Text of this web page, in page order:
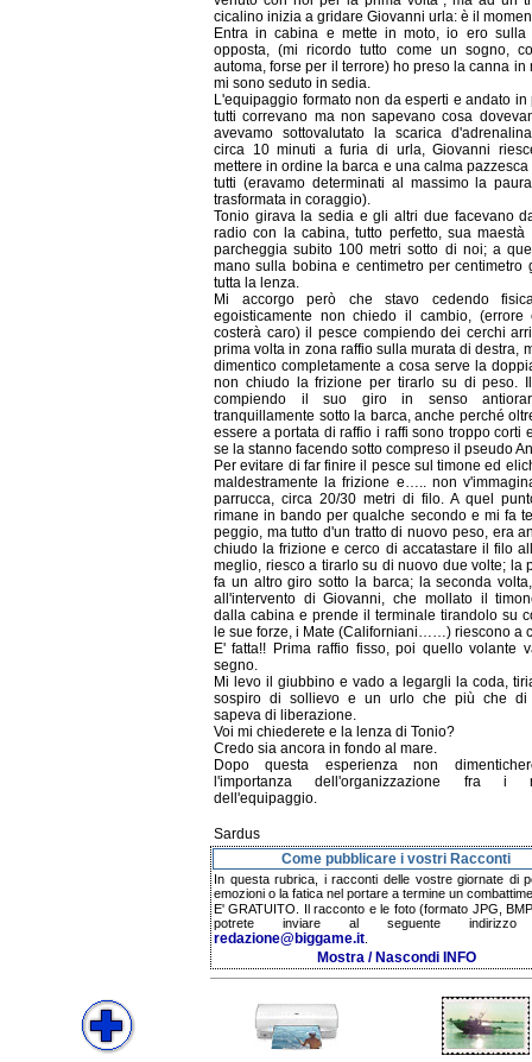
cicalino inizia a gridare Giovanni urla: è il
Entra in cabina e mette in moto, io ero sulla
opposta, (mi ricordo tutto come un sogno,
automa, forse per il terrore) ho preso la canna in
mi sono seduto in sedia.
L'equipaggio formato non da esperti e andato in
tutti correvano ma non sapevano cosa
avevamo sottovalutato la scarica
circa 10 minuti a furia di urla, Giovanni
mettere in ordine la barca e una calma
tutti (eravamo determinati al massimo la
trasformata in coraggio).
Tonio girava la sedia e gli altri due facevano
radio con la cabina, tutto perfetto, sua maestà
parcheggia subito 100 metri sotto di noi; a
mano sulla bobina e centimetro per centimetro
tutta la lenza.
Mi accorgo però che stavo cedendo
egoisticamente non chiedo il cambio, (errore
costerà caro) il pesce compiendo dei cerchi
prima volta in zona raffio sulla murata di destra,
dimentico completamente a cosa serve la
non chiudo la frizione per tirarlo su di peso.
compiendo il suo giro in senso
tranquillamente sotto la barca, anche perché
essere a portata di raffio i raffi sono troppo corti
se la stanno facendo sotto compreso il pseudo
Per evitare di far finire il pesce sul timone ed
maldestramente la frizione e….. non
parrucca, circa 20/30 metri di filo. A quel
rimane in bando per qualche secondo e mi fa
peggio, ma tutto d'un tratto di nuovo peso, era
chiudo la frizione e cerco di accatastare il filo
meglio, riesco a tirarlo su di nuovo due volte; la
fa un altro giro sotto la barca; la seconda
all'intervento di Giovanni, che mollato il
dalla cabina e prende il terminale tirandolo su
le sue forze, i Mate (Californiani……) riescono a
E' fatta!! Prima raffio fisso, poi quello volante
segno.
Mi levo il giubbino e vado a legargli la coda,
sospiro di sollievo e un urlo che più che di
sapeva di liberazione.
Voi mi chiederete e la lenza di Tonio?
Credo sia ancora in fondo al mare.
Dopo questa esperienza non
l'importanza dell'organizzazione fra i
dell'equipaggio.
Sardus
Come pubblicare i vostri Racconti
In questa rubrica, i racconti delle vostre giornate di
emozioni o la fatica nel portare a termine un
E' GRATUITO. Il racconto e le foto (formato JPG,
potrete inviare al seguente indirizzo
redazione@biggame.it
Mostra / Nascondi INFO